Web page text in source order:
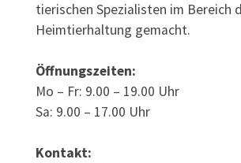
tierischen Spezialisten im Bereich
Heimtierhaltung gemacht.
Öffnungszeiten:
Mo – Fr: 9.00 – 19.00 Uhr
Sa: 9.00 – 17.00 Uhr
Kontakt: